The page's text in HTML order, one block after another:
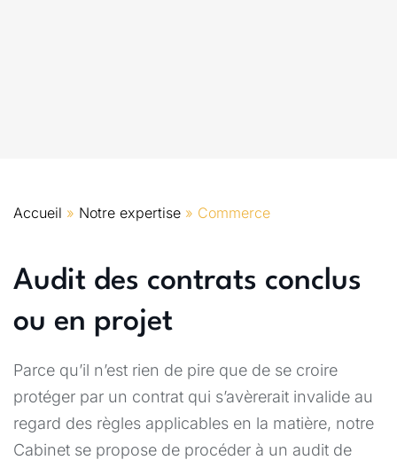
Accueil » Notre expertise » Commerce
Audit des contrats conclus
ou en projet
Parce qu’il n’est rien de pire que de se croire
protéger par un contrat qui s’avèrerait invalide au
regard des règles applicables en la matière, notre
Cabinet se propose de procéder à un audit de